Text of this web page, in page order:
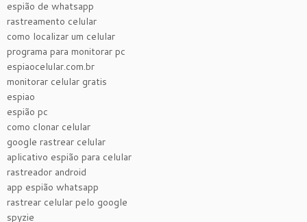
espião de whatsapp
rastreamento celular
como localizar um celular
programa para monitorar pc
espiaocelular.com.br
monitorar celular gratis
espiao
espião pc
como clonar celular
google rastrear celular
aplicativo espião para celular
rastreador android
app espião whatsapp
rastrear celular pelo google
spyzie